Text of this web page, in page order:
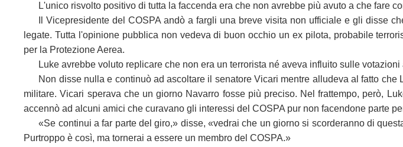
L'unico risvolto positivo di tutta la faccenda era che non avrebbe più avuto a che fare
Il Vicepresidente del COSPA andò a fargli una breve visita non ufficiale e gli disse
legate. Tutta l'opinione pubblica non vedeva di buon occhio un ex pilota, probabile
per la Protezione Aerea.
Luke avrebbe voluto replicare che non era un terrorista né aveva influito sulle
Non disse nulla e continuò ad ascoltare il senatore Vicari mentre alludeva al fatto
militare. Vicari sperava che un giorno Navarro fosse più preciso. Nel frattempo, però,
accennò ad alcuni amici che curavano gli interessi del COSPA pur non facendone parte
«Se continui a far parte del giro,» disse, «vedrai che un giorno si scorderanno di
Purtroppo è così, ma tornerai a essere un membro del COSPA.»